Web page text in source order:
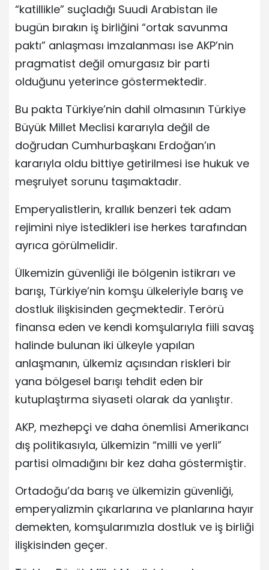
“katillikle” suçladığı Suudi Arabistan ile
bugün bırakın iş birliğini “ortak savunma
paktı” anlaşması imzalanması ise AKP’nin
pragmatist değil omurgasız bir parti
olduğunu yeterince göstermektedir.
Bu pakta Türkiye’nin dahil olmasının Türkiye
Büyük Millet Meclisi kararıyla değil de
doğrudan Cumhurbaşkanı Erdoğan’ın
kararıyla oldu bittiye getirilmesi ise hukuk ve
meşruiyet sorunu taşımaktadır.
Emperyalistlerin, krallık benzeri tek adam
rejimini niye istedikleri ise herkes tarafından
ayrıca görülmelidir.
Ülkemizin güvenliği ile bölgenin istikrarı ve
barışı, Türkiye’nin komşu ülkeleriyle barış ve
dostluk ilişkisinden geçmektedir. Terörü
finansa eden ve kendi komşularıyla fiili savaş
halinde bulunan iki ülkeyle yapılan
anlaşmanın, ülkemiz açısından riskleri bir
yana bölgesel barışı tehdit eden bir
kutuplaştırma siyaseti olarak da yanlıştır.
AKP, mezhepçi ve daha önemlisi Amerikancı
dış politikasıyla, ülkemizin “milli ve yerli”
partisi olmadığını bir kez daha göstermiştir.
Ortadoğu’da barış ve ülkemizin güvenliği,
emperyalizmin çıkarlarına ve planlarına hayır
demekten, komşularımızla dostluk ve iş birliği
ilişkisinden geçer.